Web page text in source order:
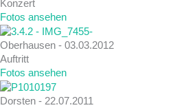
Konzert
Fotos ansehen
Oberhausen - 03.03.2012
Auftritt
Fotos ansehen
Dorsten - 22.07.2011